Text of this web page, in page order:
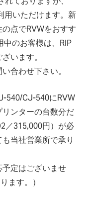
用いただけます。新
点でRVWをおすす
中のお客様は、RIP
います。
合わせ下さい。
540/CJ-540にRVW
ンターの台数分だ
／315,000円）が必
当社営業所で承り
定はございませ
ます。）